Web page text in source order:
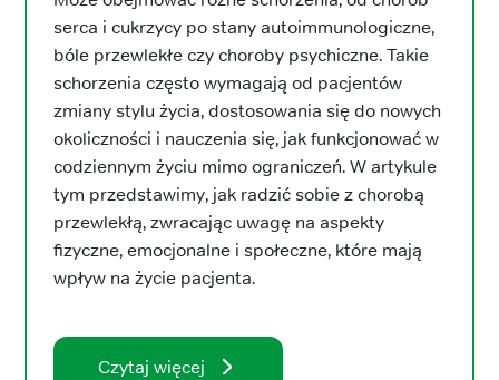
serca i cukrzycy po stany autoimmunologiczne,
bóle przewlekłe czy choroby psychiczne. Takie
schorzenia często wymagają od pacjentów
zmiany stylu życia, dostosowania się do nowych
okoliczności i nauczenia się, jak funkcjonować w
codziennym życiu mimo ograniczeń. W artykule
tym przedstawimy, jak radzić sobie z chorobą
przewlekłą, zwracając uwagę na aspekty
fizyczne, emocjonalne i społeczne, które mają
wpływ na życie pacjenta.
Czytaj więcej